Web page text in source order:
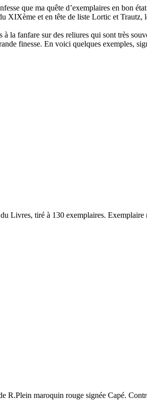
que ma quête d’exemplaires en bon
XIXème et en tête de liste Lortic et
la fanfare sur des reliures qui sont très
finesse. En voici quelques exemples,
Livres, tiré à 130 exemplaires.
R.Plein maroquin rouge signée Capé.